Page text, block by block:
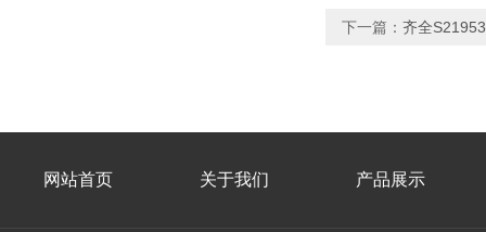
下一篇： 齐全
网站首页 关于我们 产品展示